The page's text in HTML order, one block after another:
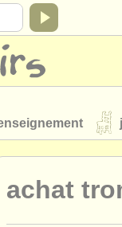
volés
achat